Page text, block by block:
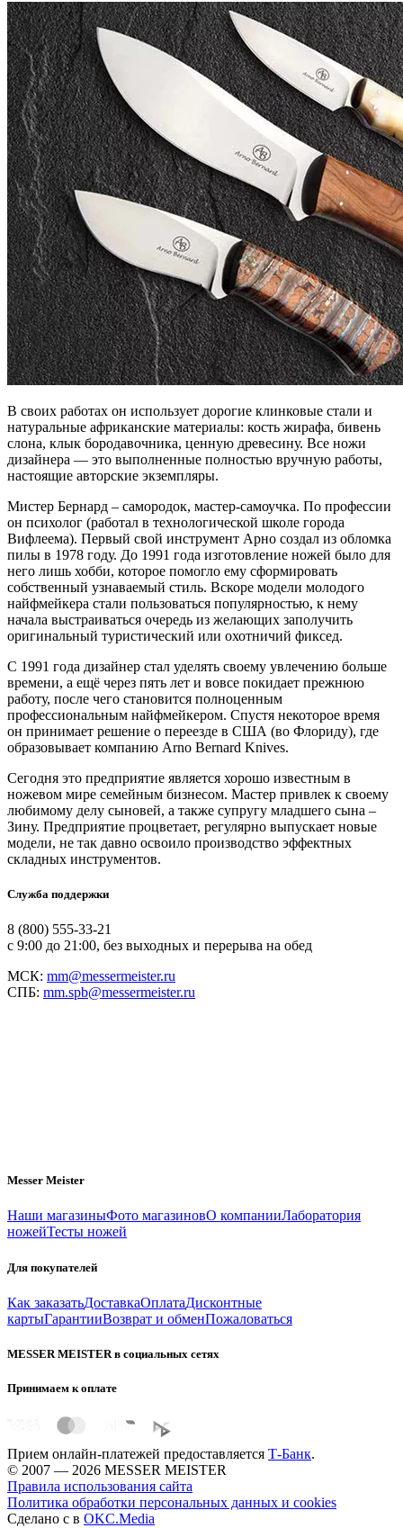
В своих работах он использует дорогие клинковые стали и
натуральные африканские материалы: кость жирафа, бивень
слона, клык бородавочника, ценную древесину. Все ножи
дизайнера — это выполненные полностью вручную работы,
настоящие авторские экземпляры.
Мистер Бернард – самородок, мастер-самоучка. По профессии
он психолог (работал в технологической школе города
Вифлеема). Первый свой инструмент Арно создал из обломка
пилы в 1978 году. До 1991 года изготовление ножей было для
него лишь хобби, которое помогло ему сформировать
собственный узнаваемый стиль. Вскоре модели молодого
найфмейкера стали пользоваться популярностью, к нему
начала выстраиваться очередь из желающих заполучить
оригинальный туристический или охотничий фиксед.
С 1991 года дизайнер стал уделять своему увлечению больше
времени, а ещё через пять лет и вовсе покидает прежнюю
работу, после чего становится полноценным
профессиональным найфмейкером. Спустя некоторое время
он принимает решение о переезде в США (во Флориду), где
образовывает компанию Arno Bernard Knives.
Сегодня это предприятие является хорошо известным в
ножевом мире семейным бизнесом. Мастер привлек к своему
любимому делу сыновей, а также супругу младшего сына –
Зину. Предприятие процветает, регулярно выпускает новые
модели, не так давно освоило производство эффектных
складных инструментов.
Служба поддержки
8 (800) 555-33-21
с 9:00 до 21:00, без выходных и перерыва на обед
МСК: mm@messermeister.ru
СПБ: mm.spb@messermeister.ru
Messer Meister
Наши магазиныФото магазиновО компанииЛаборатория
ножейТесты ножей
Для покупателей
Как заказатьДоставкаОплатаДисконтные
картыГарантииВозврат и обменПожаловаться
MESSER MEISTER в социальных сетях
Принимаем к оплате
Прием онлайн-платежей предоставляется Т-Банк.
© 2007 — 2026 MESSER MEISTER
Правила использования сайта
Политика обработки персональных данных и cookies
Сделано с в OKC.Media